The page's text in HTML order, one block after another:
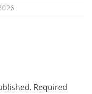
Required